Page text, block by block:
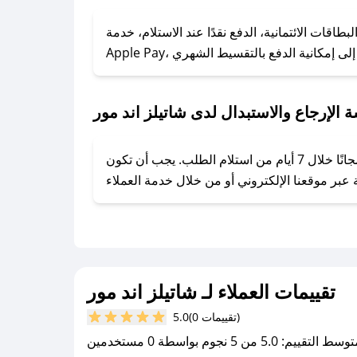
على كوبونات وخصومات حصرية، قم بما يلي:
- اضغط على أيقونة متابعة لمتجر شاتيلز اند مور في تطبيق صحصح.
- تابع حسابنا الرسمي على تويتر وقم بتفعيل زر التنبيهات.
الائتمانية، الدفع نقدًا عند الاستلام، خدمة
الإرجاع والاستبدال لدى شاتيلز اند مور
يحرص شاتيلز اند مور على توفير تجربة تسوق آمنة ومريحة لعملائه، حيث يمكنك استرجاع أو استبدال المنتجات مجانًا خلال 7 أيام من استلام الطلب. يجب أن تكون
تقييمات العملاء لـ شاتيلز اند مور
5.0 (0 تقييمات)
التقييم: 5.0 من 5 نجوم بواسطة 0 مستخدمين